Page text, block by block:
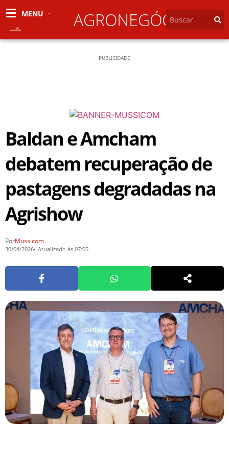
MENU AGRONEGÓCIO
PUBLICIDADE
Baldan e Amcham
debatem recuperação de
pastagens degradadas na
Agrishow
PorMussicom
30/04/2026 Atualizado às 07:05